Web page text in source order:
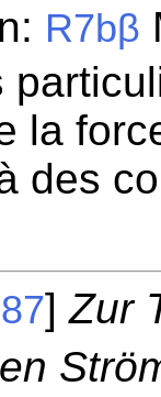
R7bβ
la
des
]Zur